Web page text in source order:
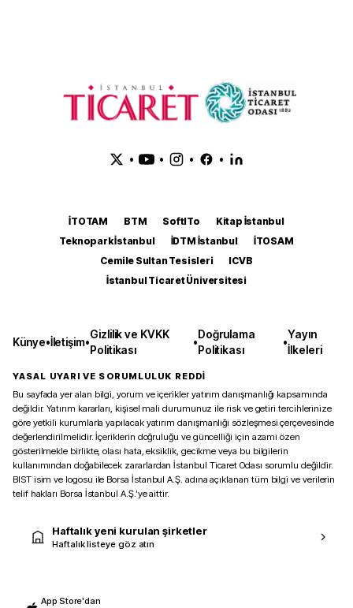
• • • •
İTOTAM BTM SoftITo
Kitap İstanbul
Teknopark İstanbul
İDTM İstanbul
İTOSAM
Cemile Sultan Tesisleri
ICVB
İstanbul Ticaret Üniversitesi
Künye•İletişim•
Gizlilik ve KVKK
Politikası
•
Doğrulama
Politikası
•
Yayın
İlkeleri
YASAL UYARI VE SORUMLULUK REDDİ
Bu sayfada yer alan bilgi, yorum ve içerikler yatırım danışmanlığı kapsamında
değildir. Yatırım kararları, kişisel mali durumunuz ile risk ve getiri tercihlerinize
göre yetkili kurumlarla yapılacak yatırım danışmanlığı sözleşmesi çerçevesinde
değerlendirilmelidir. İçeriklerin doğruluğu ve güncelliği için azami özen
gösterilmekle birlikte, olası hata, eksiklik, gecikme veya bu bilgilerin
kullanımından doğabilecek zararlardan İstanbul Ticaret Odası sorumlu değildir.
BIST isim ve logosu ile Borsa İstanbul A.Ş. adına açıklanan tüm bilgi ve verilerin
telif hakları Borsa İstanbul A.Ş.’ye aittir.
Haftalık yeni kurulan şirketler
Haftalık listeye göz atın
App Store'dan